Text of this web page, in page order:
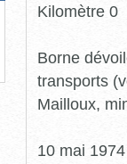
Kilomètre 0
Borne
transports
Mailloux,
10 mai 1974